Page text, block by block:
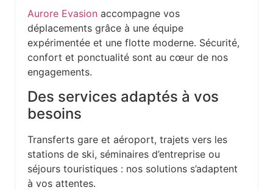
Aurore Evasion accompagne vos
déplacements grâce à une équipe
expérimentée et une flotte moderne. Sécurité,
confort et ponctualité sont au cœur de nos
engagements.
Des services adaptés à vos
besoins
Transferts gare et aéroport, trajets vers les
stations de ski, séminaires d’entreprise ou
séjours touristiques : nos solutions s’adaptent
à vos attentes.